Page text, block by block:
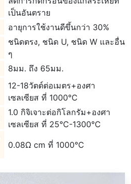
เป็นอันตราย
อายุการใช้งานดีขึ้นกว่า 30%
ชนิดตรง, ชนิด U, ชนิด W และอื่น
ๆ
8มม. ถึง 65มม.
12-18วัตต์ต่อเมตร+องศา
เซลเซียส ที่ 1000℃
1.0 กิจิเจาะต่อกิโลกรัม+องศา
เซลเซียส ที่ 25℃-1300℃
0.08Ω cm ที่ 1000℃